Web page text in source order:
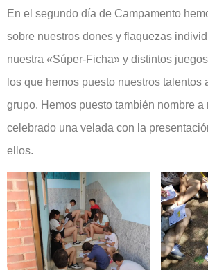
En el segundo día de Campamento
sobre nuestros dones y flaquezas
nuestra «Súper-Ficha» y distintos
los que hemos puesto nuestros talentos
grupo. Hemos puesto también nombre a
celebrado una velada con la
ellos.